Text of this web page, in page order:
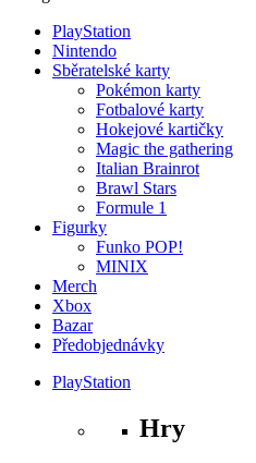
PlayStation
Nintendo
Sběratelské karty
Pokémon karty
Fotbalové karty
Hokejové kartičky
Magic the gathering
Italian Brainrot
Brawl Stars
Formule 1
Figurky
Funko POP!
MINIX
Merch
Xbox
Bazar
Předobjednávky
PlayStation
Hry